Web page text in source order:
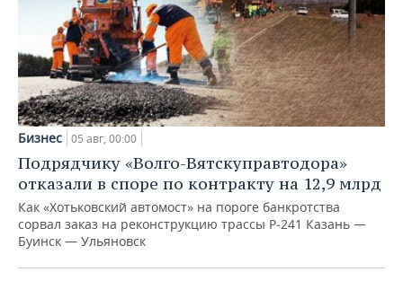
Бизнес 05 авг, 00:00
Подрядчику «Волго-Вятскуправтодора»
отказали в споре по контракту на 12,9 млрд
Как «Хотьковский автомост» на пороге банкротства
сорвал заказ на реконструкцию трассы Р‑241 Казань —
Буинск — Ульяновск